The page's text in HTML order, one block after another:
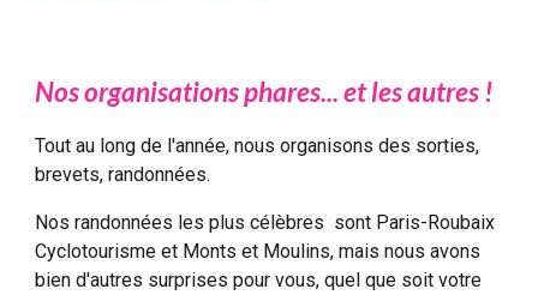
Nos organisations phares... et les autres !
Tout au long de l'année, nous organisons des sorties,
brevets, randonnées.
Nos randonnées les plus célèbres sont Paris-Roubaix
Cyclotourisme et Monts et Moulins, mais nous avons
bien d'autres surprises pour vous, quel que soit votre